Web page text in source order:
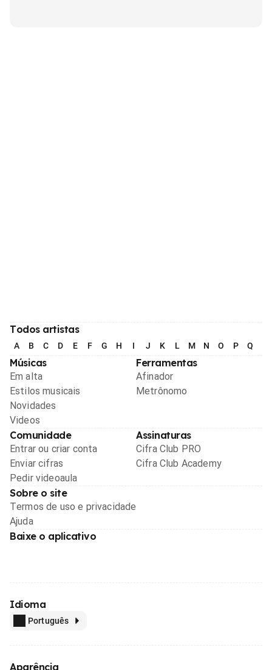
Todos artistas
A B C D E F G H I J K L M N O P Q
Músicas
Em alta
Estilos musicais
Novidades
Videos
Ferramentas
Afinador
Metrônomo
Comunidade
Entrar ou criar conta
Enviar cifras
Pedir videoaula
Assinaturas
Cifra Club PRO
Cifra Club Academy
Sobre o site
Termos de uso e privacidade
Ajuda
Baixe o aplicativo
Idioma
Português
Aparência